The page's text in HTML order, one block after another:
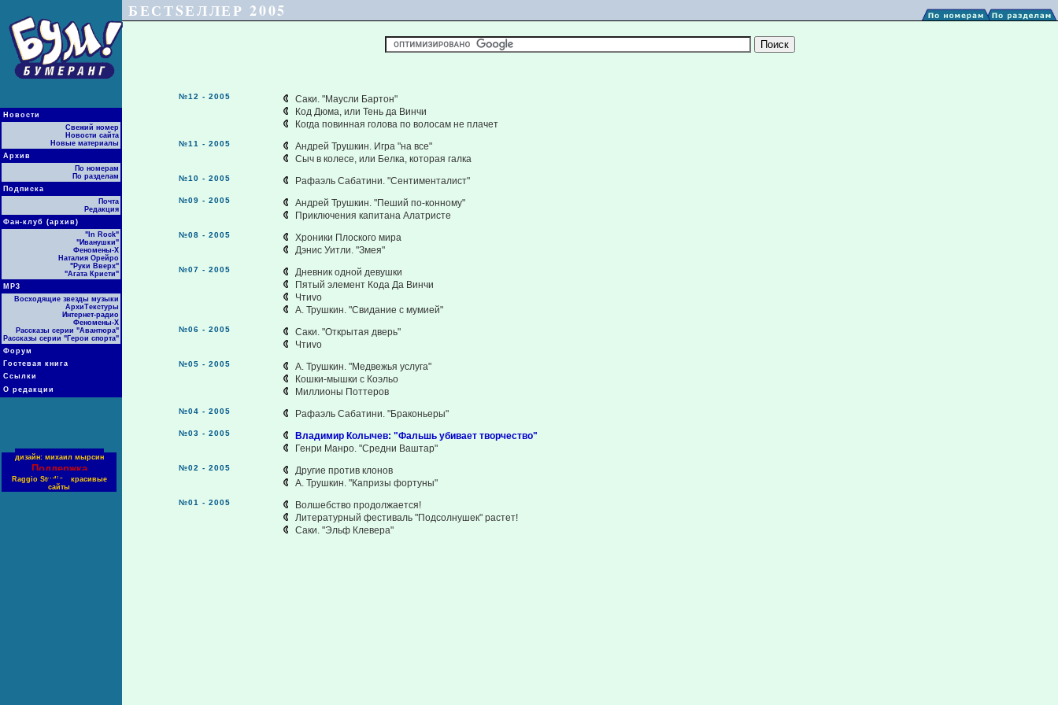
Новости
Свежий номер
Новости сайта
Новые материалы
Архив
По номерам
По разделам
Подписка
Почта
Редакция
Фан-клуб (архив)
"In Rock"
"Иванушки"
Феномены-Х
Наталия Орейро
"Руки Вверх"
"Агата Кристи"
МР3
Восходящие звезды музыки
АрхиТекстуры
Интернет-радио
Феномены-Х
Рассказы серии "Авантюра"
Рассказы серии "Герои спорта"
Форум
Гостевая книга
Ссылки
О редакции
дизайн: михаил мырсин
Поддержка
Raggio Studio - красивые
сайты
БЕСТSЕЛЛЕР 2005
№12 - 2005
Саки. "Маусли Бартон"
Код Дюма, или Тень да Винчи
Когда повинная голова по волосам не плачет
№11 - 2005
Андрей Трушкин. Игра "на все"
Сыч в колесе, или Белка, которая галка
№10 - 2005 Рафаэль Сабатини. "Сентименталист"
№09 - 2005
Андрей Трушкин. "Пеший по-конному"
Приключения капитана Алатристе
№08 - 2005
Хроники Плоского мира
Дэнис Уитли. "Змея"
№07 - 2005
Дневник одной девушки
Пятый элемент Кода Да Винчи
Чтиvo
А. Трушкин. "Свидание с мумией"
№06 - 2005
Саки. "Открытая дверь"
Чтиvo
№05 - 2005
А. Трушкин. "Медвежья услуга"
Кошки-мышки с Коэльо
Миллионы Поттеров
№04 - 2005 Рафаэль Сабатини. "Браконьеры"
№03 - 2005
Владимир Колычев: "Фальшь убивает творчество"
Генри Манро. "Средни Ваштар"
№02 - 2005
Другие против клонов
А. Трушкин. "Капризы фортуны"
№01 - 2005
Волшебство продолжается!
Литературный фестиваль "Подсолнушек" растет!
Саки. "Эльф Клевера"